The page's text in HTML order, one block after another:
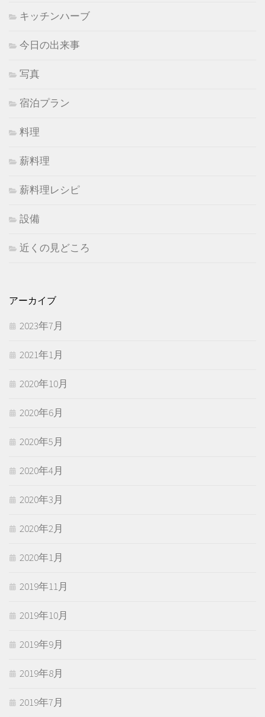
キッチンハーブ
今日の出来事
写真
宿泊プラン
料理
薪料理
薪料理レシピ
設備
近くの見どころ
アーカイブ
2023年7月
2021年1月
2020年10月
2020年6月
2020年5月
2020年4月
2020年3月
2020年2月
2020年1月
2019年11月
2019年10月
2019年9月
2019年8月
2019年7月